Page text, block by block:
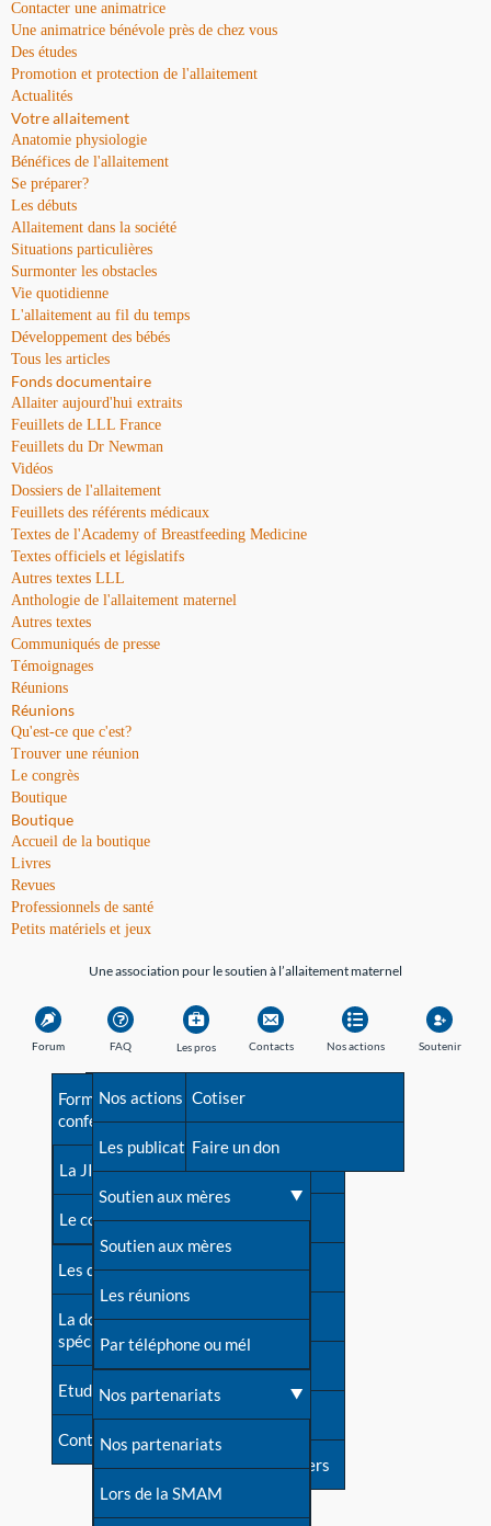
Contacter une animatrice
Une animatrice bénévole près de chez vous
Des études
Promotion et protection de l'allaitement
Actualités
Votre allaitement
Anatomie physiologie
Bénéfices de l'allaitement
Se préparer?
Les débuts
Allaitement dans la société
Situations particulières
Surmonter les obstacles
Vie quotidienne
L'allaitement au fil du temps
Développement des bébés
Tous les articles
Fonds documentaire
Allaiter aujourd'hui extraits
Feuillets de LLL France
Feuillets du Dr Newman
Vidéos
Dossiers de l'allaitement
Feuillets des référents médicaux
Textes de l'Academy of Breastfeeding Medicine
Textes officiels et législatifs
Autres textes LLL
Anthologie de l'allaitement maternel
Autres textes
Communiqués de presse
Témoignages
Réunions
Réunions
Qu'est-ce que c'est?
Trouver une réunion
Le congrès
Boutique
Boutique
Accueil de la boutique
Livres
Revues
Professionnels de santé
Petits matériels et jeux
Une association pour le soutien à l’allaitement maternel
Forum FAQ
Avant la naissance
Les débuts
Une difficulté d'allaitement ?
Cas particuliers
Mythes et vérités
Devenir animatrice ?
Une question sur le site
Les pros
Formations et
conférences
La JIA
Le congrès
Les dossiers de l'allaitement
La documentation
spécialisée
Etudes récentes
Contact
Contacts
Besoin d'aide?
Répertoire de tous les
contacts
Contact presse
Dossier de presse
Soutenir LLL
Livre d'or
Forum
S'inscrire à nos newsletters
Nos actions
Nos actions
Les publications
Soutien aux mères
Soutien aux mères
Les réunions
Par téléphone ou mél
Nos partenariats
Nos partenariats
Lors de la SMAM
Soutenir
Cotiser
Faire un don